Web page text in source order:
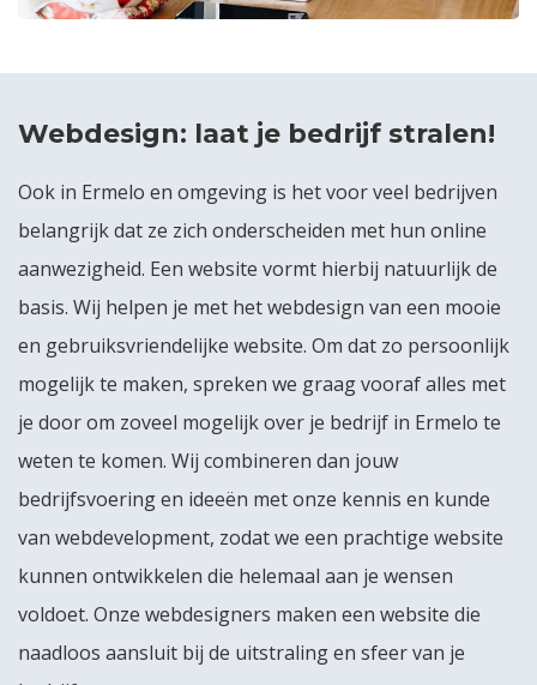
Webdesign: laat je bedrijf stralen!
Ook in Ermelo en omgeving is het voor veel bedrijven
belangrijk dat ze zich onderscheiden met hun online
aanwezigheid. Een website vormt hierbij natuurlijk de
basis. Wij helpen je met het webdesign van een mooie
en gebruiksvriendelijke website. Om dat zo persoonlijk
mogelijk te maken, spreken we graag vooraf alles met
je door om zoveel mogelijk over je bedrijf in Ermelo te
weten te komen. Wij combineren dan jouw
bedrijfsvoering en ideeën met onze kennis en kunde
van webdevelopment, zodat we een prachtige website
kunnen ontwikkelen die helemaal aan je wensen
voldoet. Onze webdesigners maken een website die
naadloos aansluit bij de uitstraling en sfeer van je